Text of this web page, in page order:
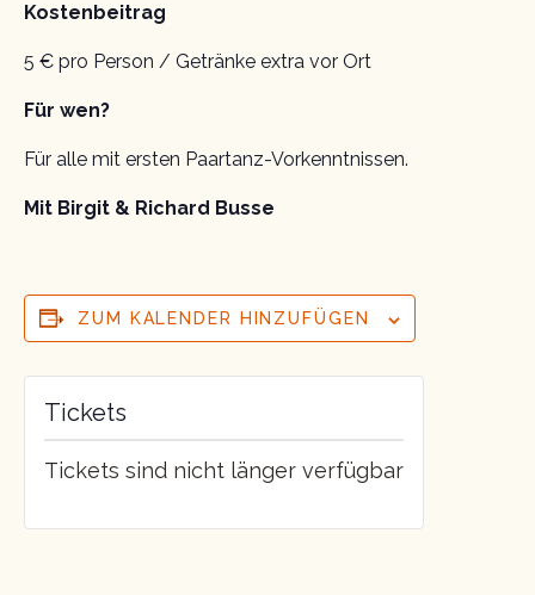
Kostenbeitrag
5 € pro Person / Getränke extra vor Ort
Für wen?
Für alle mit ersten Paartanz-Vorkenntnissen.
Mit Birgit & Richard Busse
ZUM KALENDER HINZUFÜGEN
Tickets
Tickets sind nicht länger verfügbar